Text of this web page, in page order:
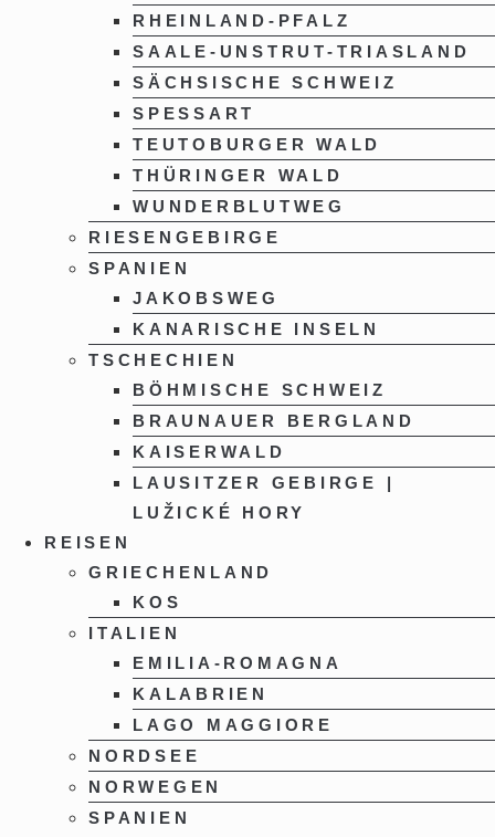
RHEINLAND-PFALZ
SAALE-UNSTRUT-TRIASLAND
SÄCHSISCHE SCHWEIZ
SPESSART
TEUTOBURGER WALD
THÜRINGER WALD
WUNDERBLUTWEG
RIESENGEBIRGE
SPANIEN
JAKOBSWEG
KANARISCHE INSELN
TSCHECHIEN
BÖHMISCHE SCHWEIZ
BRAUNAUER BERGLAND
KAISERWALD
LAUSITZER GEBIRGE |
LUŽICKÉ HORY
REISEN
GRIECHENLAND
KOS
ITALIEN
EMILIA-ROMAGNA
KALABRIEN
LAGO MAGGIORE
NORDSEE
NORWEGEN
SPANIEN